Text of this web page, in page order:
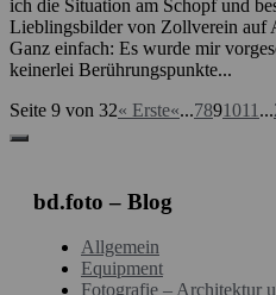
ich die Situation am Schopf und
Lieblingsbilder von Zollverein auf
Ganz einfach: Es wurde mir
keinerlei Berührungspunkte...
Seite 9 von 32« Erste«...7891011 ...
bd.foto – Blog
Allgemein
Equipment
Fotografie – Architektur